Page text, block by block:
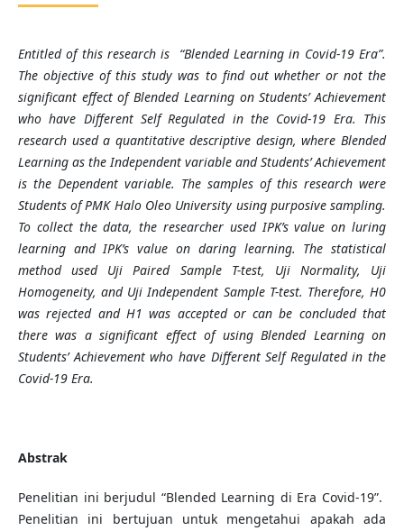
Entitled of this research is “Blended Learning in Covid-19 Era”.
The objective of this study was to find out whether or not the
significant effect of Blended Learning on Students’ Achievement
who have Different Self Regulated in the Covid-19 Era. This
research used a quantitative descriptive design, where Blended
Learning as the Independent variable and Students’ Achievement
is the Dependent variable. The samples of this research were
Students of PMK Halo Oleo University using purposive sampling.
To collect the data, the researcher used IPK’s value on luring
learning and IPK’s value on daring learning. The statistical
method used Uji Paired Sample T-test, Uji Normality, Uji
Homogeneity, and Uji Independent Sample T-test. Therefore, H0
was rejected and H1 was accepted or can be concluded that
there was a significant effect of using Blended Learning on
Students’ Achievement who have Different Self Regulated in the
Covid-19 Era.
Abstrak
Penelitian ini berjudul “Blended Learning di Era Covid-19”.
Penelitian ini bertujuan untuk mengetahui apakah ada